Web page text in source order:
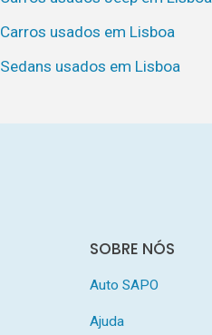
Carros usados em Lisboa
Sedans usados em Lisboa
SOBRE NÓS
Auto SAPO
Ajuda